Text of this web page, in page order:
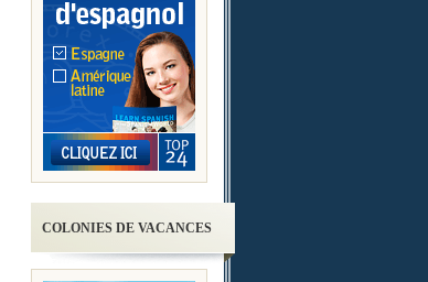
COLONIES DE VACANCES